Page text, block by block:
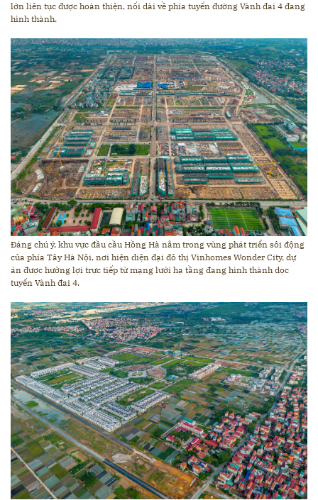
lớn liên tục được hoàn thiện, nối dài về phía tuyến đường Vành đai 4 đang
hình thành.
Đáng chú ý, khu vực đầu cầu Hồng Hà nằm trong vùng phát triển sôi động
của phía Tây Hà Nội, nơi hiện diện đại đô thị Vinhomes Wonder City, dự
án được hưởng lợi trực tiếp từ mạng lưới hạ tầng đang hình thành dọc
tuyến Vành đai 4.